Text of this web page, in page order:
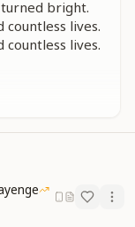
turned bright.
lives.
lives.
like the vast